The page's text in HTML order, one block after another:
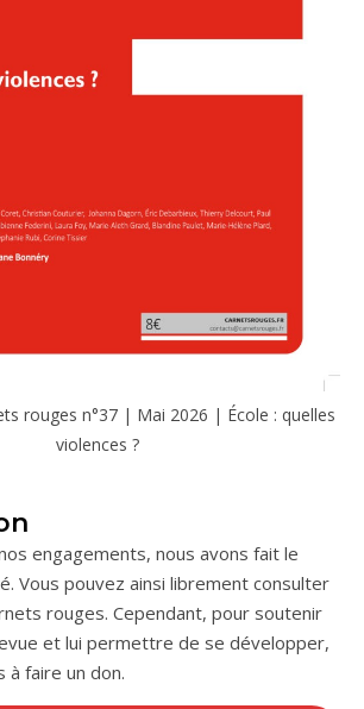
rouges n°37 | Mai 2026 | École : quelles
violences ?
engagements, nous avons fait le
Vous pouvez ainsi librement consulter
rouges. Cependant, pour soutenir
et lui permettre de se développer,
à faire un don.